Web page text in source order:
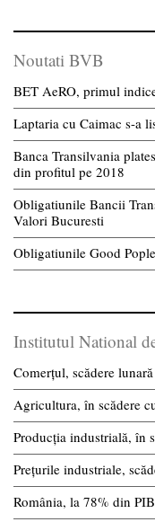
Noutati BVB
BET AeRO, primul
Laptaria cu Caimac s-a
Banca Transilvania
din profitul pe 2018
Obligatiunile Bancii
Valori Bucuresti
Obligatiunile Good
Institutul National
Comerțul, scădere
Agricultura, în scădere
Producția industrială, în
Prețurile industriale,
România, la 78% din